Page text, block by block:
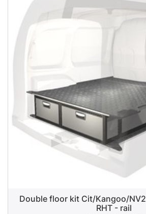
Double floor kit Cit/Kangoo/
RHT - rail